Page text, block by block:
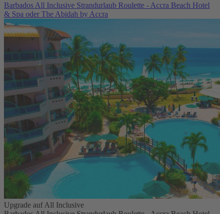
Barbados All Inclusive Strandurlaub Roulette - Accra Beach Hotel
& Spa oder The Abidah by Accra
Upgrade auf All Inclusive